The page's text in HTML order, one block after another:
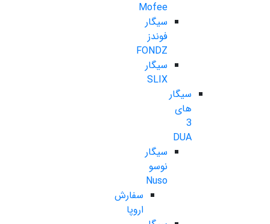
Mofee
سیگار
فوندز
FONDZ
سیگار
SLIX
سیگار
های
3
DUA
سیگار
نوسو
Nuso
سفارش
اروپا